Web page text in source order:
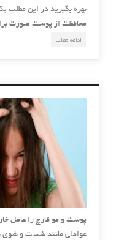
بهره بگیرید در این مطلب
محافظت از پوست صورت
ادامه مطلب
پوست و مو قارچ را عامل
عواملی مانند شست و شوی